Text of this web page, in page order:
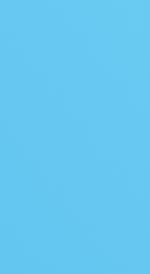
達成
伺いまし